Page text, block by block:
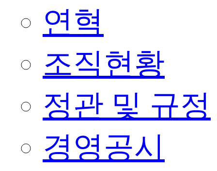
연혁
조직현황
정관 및 규정
경영공시